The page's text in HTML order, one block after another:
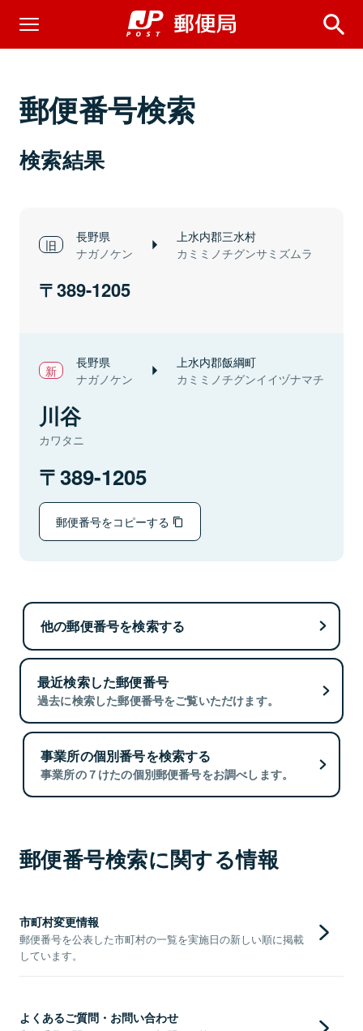
郵便番号検索
検索結果
長野県
ナガノケン
上水内郡三水村
カミミノチグンサミズムラ
389-1205
長野県
ナガノケン
上水内郡飯綱町
カミミノチグンイイヅナマチ
川谷
カワタニ
389-1205
郵便番号をコピーする
他の郵便番号を検索する
最近検索した郵便番号
過去に検索した郵便番号をご覧いただけます。
事業所の個別番号を検索する
事業所の７けたの個別郵便番号をお調べします。
郵便番号検索に関する情報
市町村変更情報
郵便番号を公表した市町村の一覧を実施日の新しい順に掲載
しています。
よくあるご質問・お問い合わせ